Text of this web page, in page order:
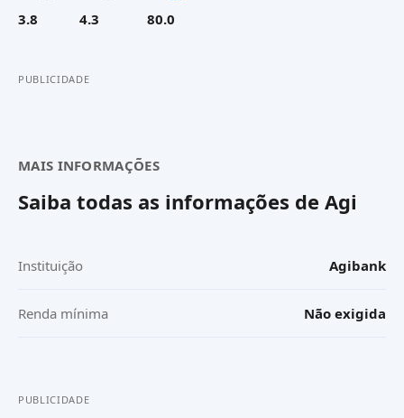
3.8 4.3 80.0
PUBLICIDADE
MAIS INFORMAÇÕES
Saiba todas as informações de Agi
Instituição Agibank
Renda mínima Não exigida
PUBLICIDADE